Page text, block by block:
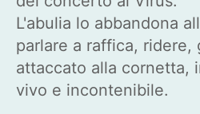
L'abulia lo abbandona
parlare a raffica, ridere,
attaccato alla cornetta,
vivo e incontenibile.